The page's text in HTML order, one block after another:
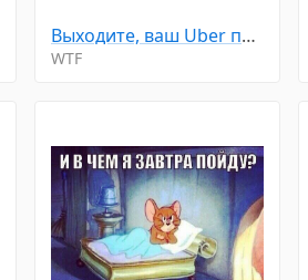
Выходите, ваш Uber подъехал
WTF